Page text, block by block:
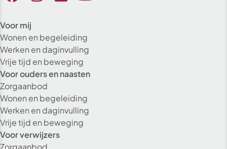
Voor mij
Wonen en begeleiding
Werken en daginvulling
Vrije tijd en beweging
Voor ouders en naasten
Zorgaanbod
Wonen en begeleiding
Werken en daginvulling
Vrije tijd en beweging
Voor verwijzers
Zorgaanbod